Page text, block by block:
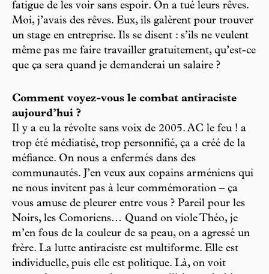
fatigue de les voir sans espoir. On a tué leurs rêves.
Moi, j’avais des rêves. Eux, ils galèrent pour trouver
un stage en entreprise. Ils se disent : s’ils ne veulent
même pas me faire travailler gratuitement, qu’est-ce
que ça sera quand je demanderai un salaire ?
Comment voyez-vous le combat antiraciste
aujourd’hui ?
Il y a eu la révolte sans voix de 2005. AC le feu ! a
trop été médiatisé, trop personnifié, ça a créé de la
méfiance. On nous a enfermés dans des
communautés. J’en veux aux copains arméniens qui
ne nous invitent pas à leur commémoration – ça
vous amuse de pleurer entre vous ? Pareil pour les
Noirs, les Comoriens… Quand on viole Théo, je
m’en fous de la couleur de sa peau, on a agressé un
frère. La lutte antiraciste est multiforme. Elle est
individuelle, puis elle est politique. Là, on voit